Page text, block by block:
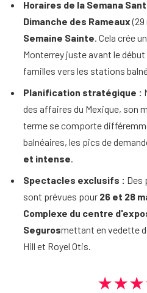
Horaires de la Semana
Dimanche des Rameaux(29
Semaine Sainte. Cela crée
Monterrey juste avant le
familles vers les stations
Planification stratégique :
des affaires du Mexique, son
terme se comporte
balnéaires, les pics de
et intense.
Spectacles exclusifs : Des
sont prévues pour 26 et 28
Complexe du centre
Segurosmettant en vedette
Hill et Royel Otis.